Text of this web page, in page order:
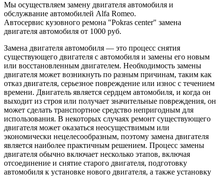
Мы осуществляем замену двигателя автомобиля и
обслужвание автомобилей Alfa Romeo.
Автосервис кузовного ремона "Pokras center" замена
двигателя автомобиля от 1000 руб.
Замена двигателя автомобиля — это процесс снятия
существующего двигателя с автомобиля и замены его новым
или восстановленным двигателем. Необходимость замены
двигателя может возникнуть по разным причинам, таким как
отказ двигателя, серьезное повреждение или износ с течением
времени. Двигатель является сердцем автомобиля, и когда он
выходит из строя или получает значительные повреждения, он
может сделать транспортное средство непригодным для
использования. В некоторых случаях ремонт существующего
двигателя может оказаться неосуществимым или
экономически нецелесообразным, поэтому замена двигателя
является наиболее практичным решением. Процесс замены
двигателя обычно включает несколько этапов, включая
отсоединение и снятие старого двигателя, подготовку
автомобиля к установке нового двигателя, а также установку